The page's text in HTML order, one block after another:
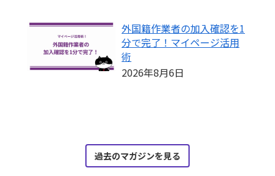
外国籍作業者の加入確認を1
分で完了！マイページ活用
術
2026年8月6日
過去のマガジンを見る